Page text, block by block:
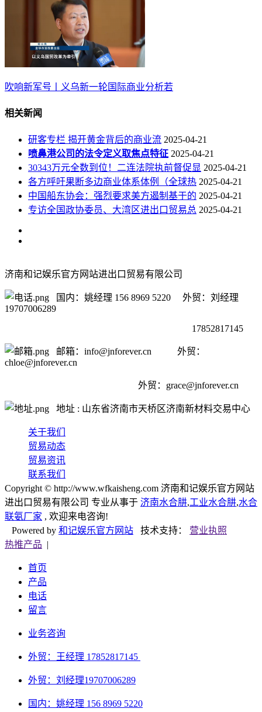
吹响新军号丨义乌新一轮国际商业分析若
相关新闻
研客专栏 揭开黄金背后的商业流 2025-04-21
喷鼻港公司的法令定义取焦点特征 2025-04-21
30343万元全数到位！二连法院执前督促显 2025-04-21
各方呼吁果断多边商业体系体例（全球热 2025-04-21
中国船东协会：强烈要求美方遏制基于的 2025-04-21
专访全国政协委员、大湾区进出口贸易总 2025-04-21
济南和记娱乐官方网站进出口贸易有限公司
国内：姚经理 156 8969 5220 外贸：刘经理
19707006289
17852817145
邮箱：info@jnforever.cn 外贸：
chloe@jnforever.cn
外贸： grace@jnforever.cn
地址 : 山东省济南市天桥区济南新材料交易中心
关于我们
贸易动态
贸易资讯
联系我们
Copyright © http://www.wfkaisheng.com 济南和记娱乐官方网站
进出口贸易有限公司 专业从事于 济南水合肼,工业水合肼,水合
联氨厂家 , 欢迎来电咨询!
Powered by 和记娱乐官方网站 技术支持： 营业执照
热推产品 |
首页
产品
电话
留言
业务咨询
外贸：王经理 17852817145
外贸：刘经理19707006289
国内：姚经理 156 8969 5220